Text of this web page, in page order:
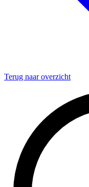
Terug naar overzicht